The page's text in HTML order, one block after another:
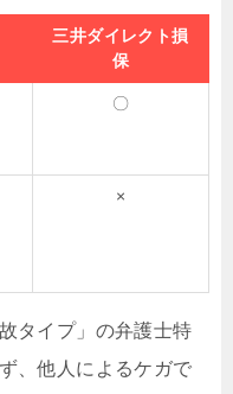
三井ダイレクト損
保
〇
×
タイプ」の弁護士特
、他人によるケガで